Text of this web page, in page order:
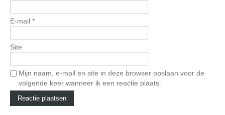
E-mail *
Site
Mijn naam, e-mail en site in deze browser opslaan voor de
volgende keer wanneer ik een reactie plaats.